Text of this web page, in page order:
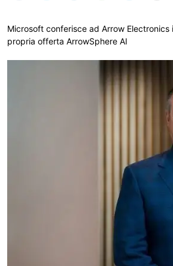
Microsoft conferisce ad Arrow
propria offerta ArrowSphere AI